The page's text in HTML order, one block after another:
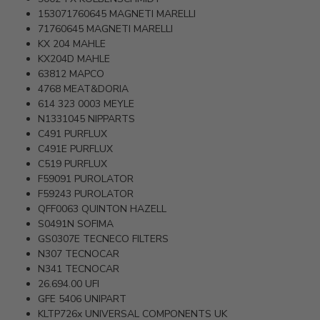
153071760645 MAGNETI MARELLI
71760645 MAGNETI MARELLI
KX 204 MAHLE
KX204D MAHLE
63812 MAPCO
4768 MEAT&DORIA
614 323 0003 MEYLE
N1331045 NIPPARTS
C491 PURFLUX
C491E PURFLUX
C519 PURFLUX
F59091 PUROLATOR
F59243 PUROLATOR
QFF0063 QUINTON HAZELL
S0491N SOFIMA
GS0307E TECNECO FILTERS
N307 TECNOCAR
N341 TECNOCAR
26.694.00 UFI
GFE 5406 UNIPART
KLTP726x UNIVERSAL COMPONENTS UK